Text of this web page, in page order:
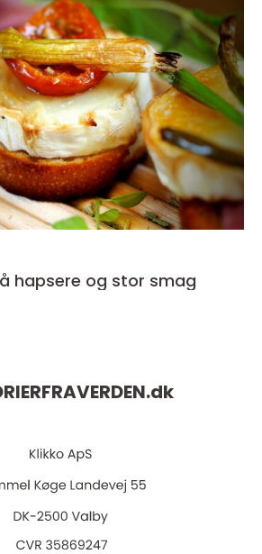
hapsere og stor smag
dk